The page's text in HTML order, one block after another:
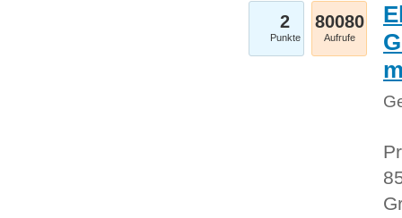
2
Punkte
80080
Aufrufe